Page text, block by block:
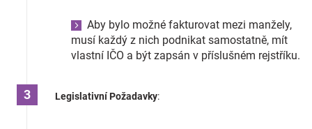
Hračkářství
Aby bylo možné fakturovat mezi manžely,
musí každý z nich podnikat samostatně, mít
vlastní IČO a být zapsán v příslušném rejstříku.
Legislativní Požadavky: